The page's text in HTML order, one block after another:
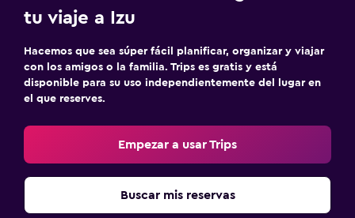
tu viaje a Izu
Hacemos que sea súper fácil planificar, organizar y viajar
con los amigos o la familia. Trips es gratis y está
disponible para su uso independientemente del lugar en
el que reserves.
Empezar a usar Trips
Buscar mis reservas